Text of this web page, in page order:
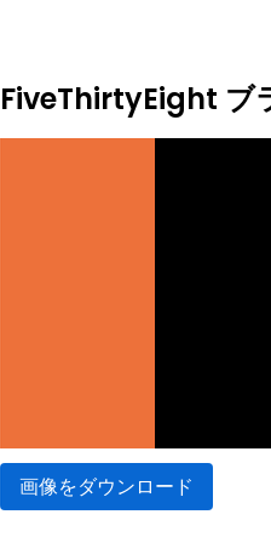
FiveThirtyEight ブ
画像をダウンロード